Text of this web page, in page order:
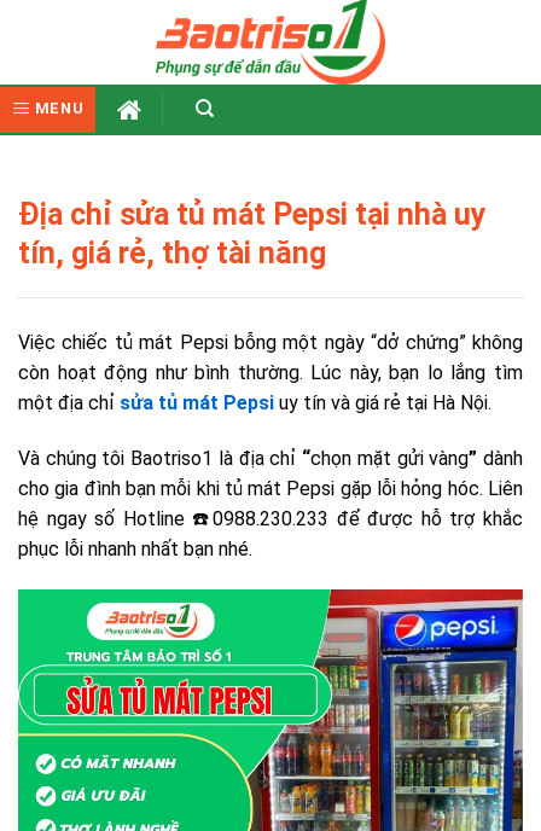
MENU
Địa chỉ sửa tủ mát Pepsi tại nhà uy
tín, giá rẻ, thợ tài năng
Việc chiếc tủ mát Pepsi bỗng một ngày “dở chứng” không
còn hoạt động như bình thường. Lúc này, bạn lo lắng tìm
một địa chỉ sửa tủ mát Pepsi uy tín và giá rẻ tại Hà Nội.
Và chúng tôi Baotriso1 là địa chỉ “chọn mặt gửi vàng” dành
cho gia đình bạn mỗi khi tủ mát Pepsi gặp lỗi hỏng hóc. Liên
hệ ngay số Hotline ☎️0988.230.233 để được hỗ trợ khắc
phục lỗi nhanh nhất bạn nhé.